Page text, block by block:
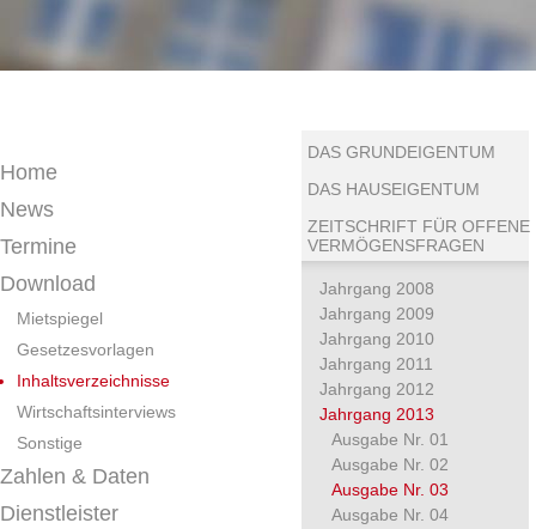
Home
News
Termine
Download
Mietspiegel
Gesetzesvorlagen
Inhaltsverzeichnisse
Wirtschaftsinterviews
Sonstige
Zahlen & Daten
Dienstleister
DAS GRUNDEIGENTUM
DAS HAUSEIGENTUM
ZEITSCHRIFT FÜR OFFENE
VERMÖGENSFRAGEN
Jahrgang 2008
Jahrgang 2009
Jahrgang 2010
Jahrgang 2011
Jahrgang 2012
Jahrgang 2013
Ausgabe Nr. 01
Ausgabe Nr. 02
Ausgabe Nr. 03
Ausgabe Nr. 04